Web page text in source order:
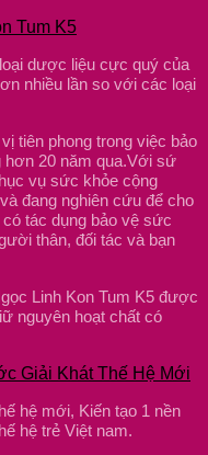
Tum K5
dược liệu cực quý của
nhiều lần so với các loại
tiên phong trong việc bảo
hơn 20 năm qua.Với sứ
vụ sức khỏe cộng
đang nghiên cứu để cho
tác dụng bảo vệ sức
thân, đối tác và bạn
Linh Kon Tum K5 được
nguyên hoạt chất có
Giải Khát Thế Hệ Mới
hệ mới, Kiến tạo 1 nền
hệ trẻ Việt nam.